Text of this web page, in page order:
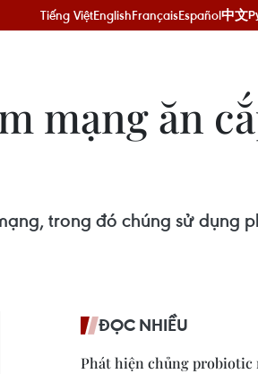
Tiếng ViệtEnglishFrançaisEspañol中文
mạng ăn
trong đó chúng sử dụng
ĐỌC NHIỀU
Phát hiện chủng probiotic